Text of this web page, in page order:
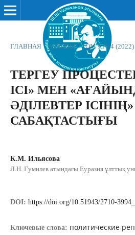
ГЛАВНАЯ / АРХИВЫ / ТОМ 9 № 4 (2022)
ТЕРГЕУ
ІСІ» МЕН
ӘДІЛЕВТЕР ІСІНІҢ»
САБАҚТАСТЫҒЫ
К.М. Ильясова
Л.Н. Гумилев атындағы Еуразия ұлттық
DOI: https://doi.org/10.51943/2710-
Ключевые слова: политические